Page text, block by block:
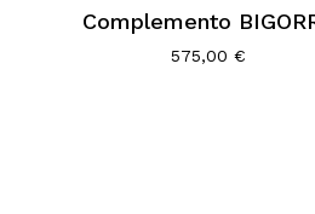
Complemento
575,00€